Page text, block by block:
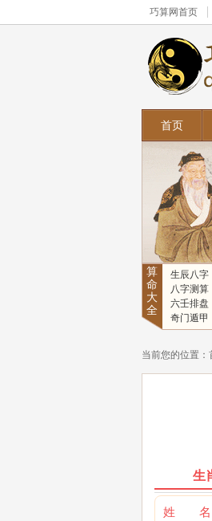
巧算网首页
首页
算
命
大
全
生辰八字
八字测算
六壬排盘
奇门遁甲
当前您的位置：
生
姓 名